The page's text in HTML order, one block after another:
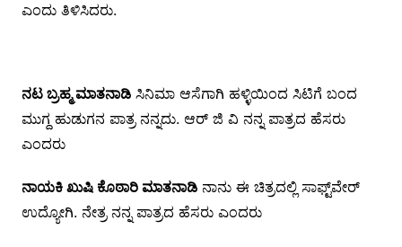
ಎಂದು ತಿಳಿಸಿದರು.
ನಟ ಬ್ರಹ್ಮ ಮಾತನಾಡಿಸಿನಿಮಾ ಆಸೆಗಾಗಿ ಹಳ್ಳಿಯಿಂದ ಸಿಟಿಗೆ ಬಂದ
ಮುಗ್ದ ಹುಡುಗನ ಪಾತ್ರ ನನ್ನದು‌. ಆರ್ ಜಿ ವಿ ನನ್ನ ಪಾತ್ರದ ಹೆಸರು
ಎಂದರು
ನಾಯಕಿ ಖುಷಿ ಕೊಠಾರಿ ಮಾತನಾಡಿನಾನು ಈ ಚಿತ್ರದಲ್ಲಿ ಸಾಫ್ಟ್‌ವೇರ್
ಉದ್ಯೋಗಿ. ನೇತ್ರ ನನ್ನ ಪಾತ್ರದ ಹೆಸರು ಎಂದರು